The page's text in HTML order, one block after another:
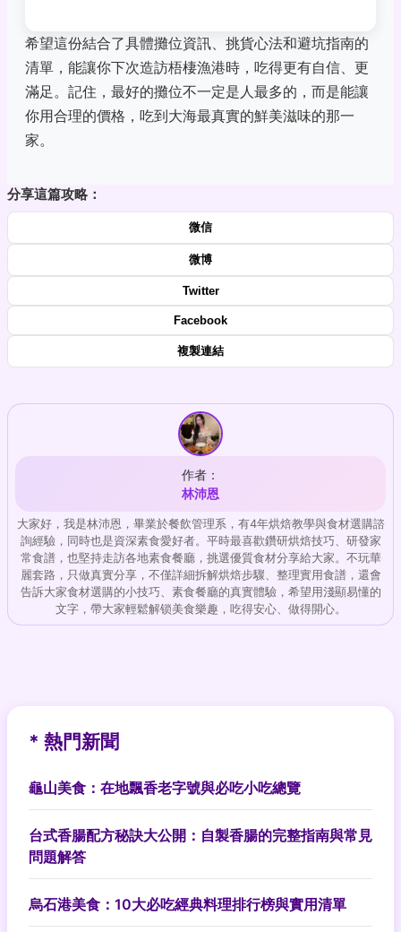
希望這份結合了具體攤位資訊、挑貨心法和避坑指南的
清單，能讓你下次造訪梧棲漁港時，吃得更有自信、更
滿足。記住，最好的攤位不一定是人最多的，而是能讓
你用合理的價格，吃到大海最真實的鮮美滋味的那一
家。
分享這篇攻略：
微信
微博
Twitter
Facebook
複製連結
作者：
林沛恩
大家好，我是林沛恩，畢業於餐飲管理系，有4年烘焙教學與食材選購諮
詢經驗，同時也是資深素食愛好者。平時最喜歡鑽研烘焙技巧、研發家
常食譜，也堅持走訪各地素食餐廳，挑選優質食材分享給大家。不玩華
麗套路，只做真實分享，不僅詳細拆解烘焙步驟、整理實用食譜，還會
告訴大家食材選購的小技巧、素食餐廳的真實體驗，希望用淺顯易懂的
文字，帶大家輕鬆解锁美食樂趣，吃得安心、做得開心。
* 熱門新聞
龜山美食：在地飄香老字號與必吃小吃總覽
台式香腸配方秘訣大公開：自製香腸的完整指南與常見
問題解答
烏石港美食：10大必吃經典料理排行榜與實用清單